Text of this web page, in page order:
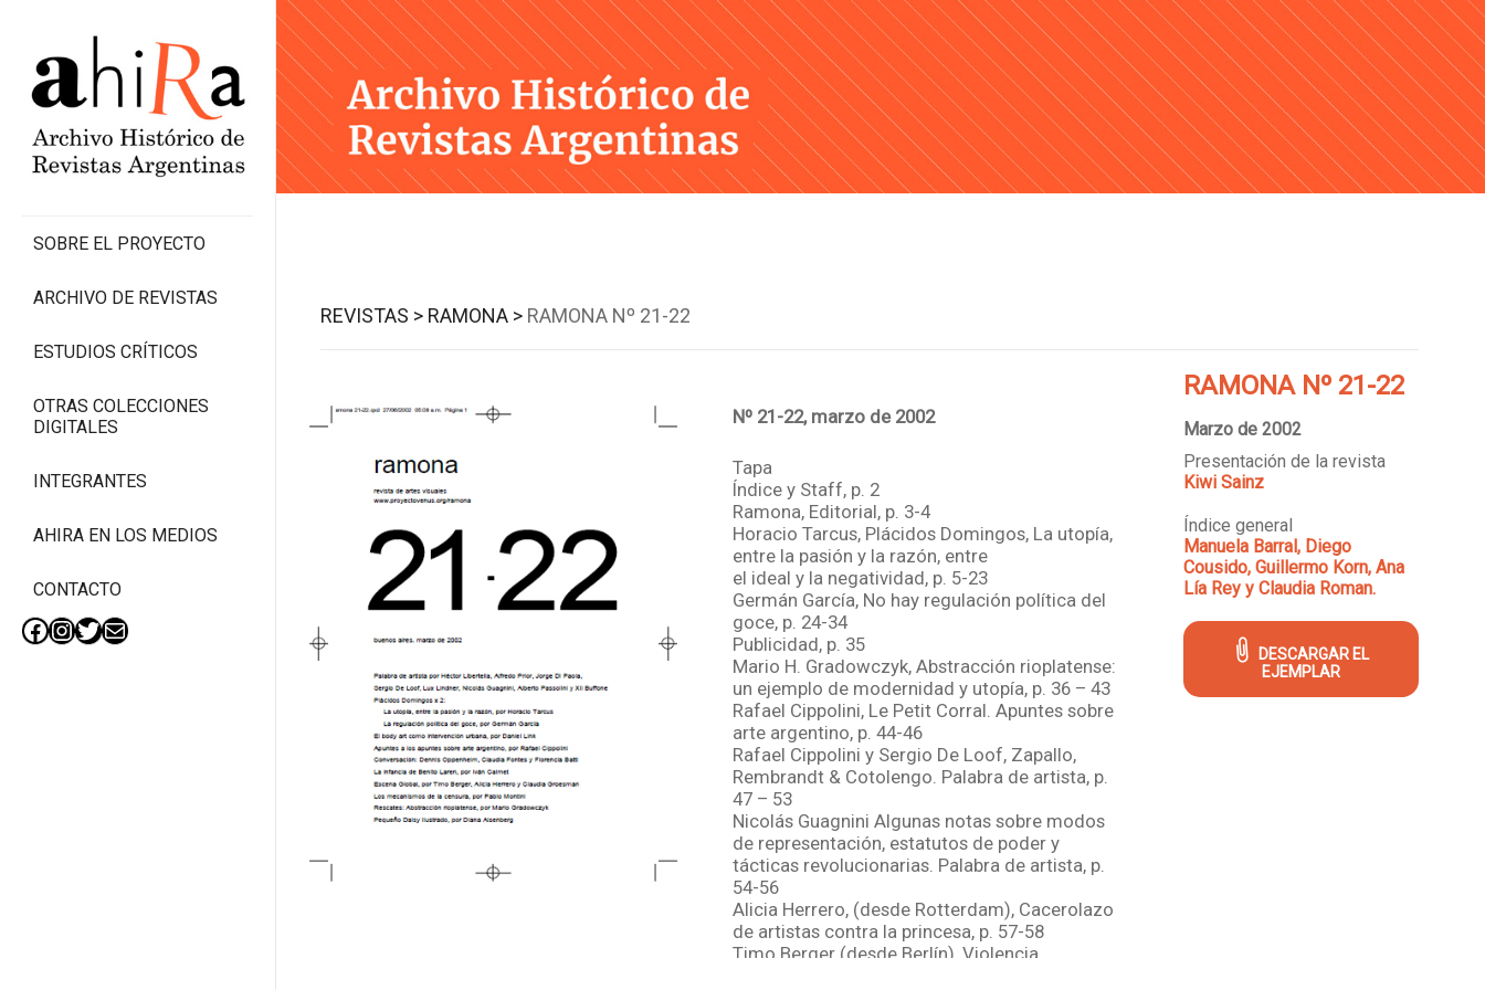
Skip
to
content
SOBRE EL PROYECTO
ARCHIVO DE REVISTAS
ESTUDIOS CRÍTICOS
OTRAS COLECCIONES
DIGITALES
INTEGRANTES
AHIRA EN LOS MEDIOS
CONTACTO
Facebook
Instagram
Twitter
Mail
REVISTAS > RAMONA > RAMONA Nº 21-22
Nº 21-22, marzo de 2002
Tapa
Índice y Staff, p. 2
Ramona, Editorial, p. 3-4
Horacio Tarcus, Plácidos Domingos, La utopía,
entre la pasión y la razón, entre
el ideal y la negatividad, p. 5-23
Germán García, No hay regulación política del
goce, p. 24-34
Publicidad, p. 35
Mario H. Gradowczyk, Abstracción rioplatense:
un ejemplo de modernidad y utopía, p. 36 – 43
Rafael Cippolini, Le Petit Corral. Apuntes sobre
arte argentino, p. 44-46
Rafael Cippolini y Sergio De Loof, Zapallo,
Rembrandt & Cotolengo. Palabra de artista, p.
47 – 53
Nicolás Guagnini Algunas notas sobre modos
de representación, estatutos de poder y
tácticas revolucionarias. Palabra de artista, p.
54-56
Alicia Herrero, (desde Rotterdam), Cacerolazo
de artistas contra la princesa, p. 57-58
Timo Berger (desde Berlín), Violencia
RAMONA Nº 21-22
Marzo de 2002
Presentación de la revista
Kiwi Sainz
Índice general
Manuela Barral, Diego
Cousido, Guillermo Korn, Ana
Lía Rey y Claudia Roman.
DESCARGAR EL
EJEMPLAR